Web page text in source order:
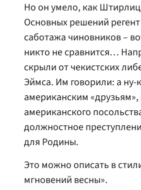
Но он умело, как
Основных решений
саботажа чиновников –
никто не сравнится…
скрыли от чекистских
Эймса. Им говорили: а ну-
американским
американского
должностное
для Родины.
Это можно описать в
мгновений весны».